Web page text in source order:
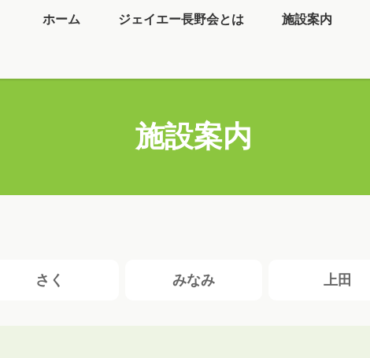
ホーム ジェイエー長野会とは 施設案内
施設案内
さく みなみ 上田